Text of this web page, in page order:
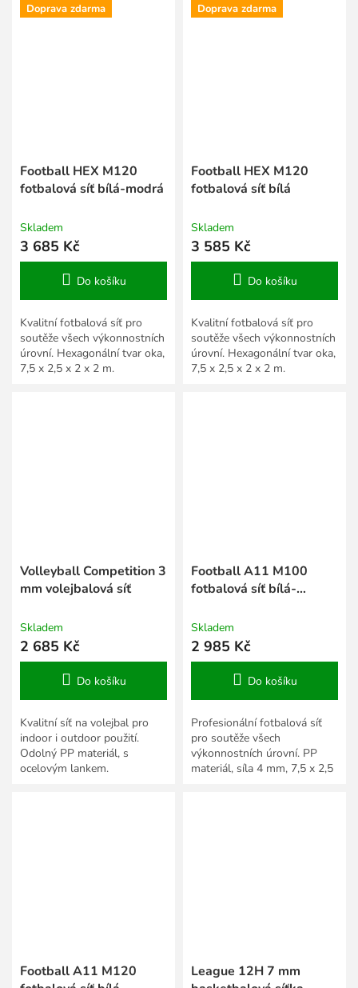
Doprava zdarma
Football HEX M120
fotbalová síť bílá-modrá
Skladem
3 685 Kč
Do košíku
Kvalitní fotbalová síť pro
soutěže všech výkonnostních
úrovní. Hexagonální tvar oka,
7,5 x 2,5 x 2 x 2 m.
Doprava zdarma
Football HEX M120
fotbalová síť bílá
Skladem
3 585 Kč
Do košíku
Kvalitní fotbalová síť pro
soutěže všech výkonnostních
úrovní. Hexagonální tvar oka,
7,5 x 2,5 x 2 x 2 m.
Volleyball Competition 3
mm volejbalová síť
Skladem
2 685 Kč
Do košíku
Kvalitní síť na volejbal pro
indoor i outdoor použití.
Odolný PP materiál, s
ocelovým lankem.
Football A11 M100
fotbalová síť bílá-
Skladem
2 985 Kč
Do košíku
Profesionální fotbalová síť
pro soutěže všech
výkonnostních úrovní. PP
materiál, síla 4 mm, 7,5 x 2,5
Football A11 M120
League 12H 7 mm